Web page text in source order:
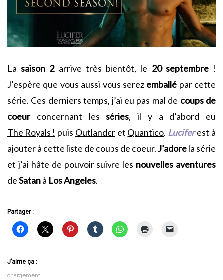
La saison 2arrive très bientôt, le 20 septembre!
J’espère que vous aussi vous serez emballé par cette
série. Ces derniers temps, j’ai eu pas mal de coups de
coeurconcernant lesséries, il y a d’abord eu
The Royals ! puis Outlanderet Quantico. Luciferest à
ajouter à cette liste de coups de coeur. J’adorela série
et j’ai hâte de pouvoir suivre les nouvelles aventures
deSatanà Los Angeles.
Partager :
J’aime ça :
chargement…